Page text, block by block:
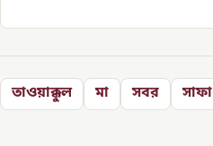
তাওয়াক্কুল মা সবর সাফা